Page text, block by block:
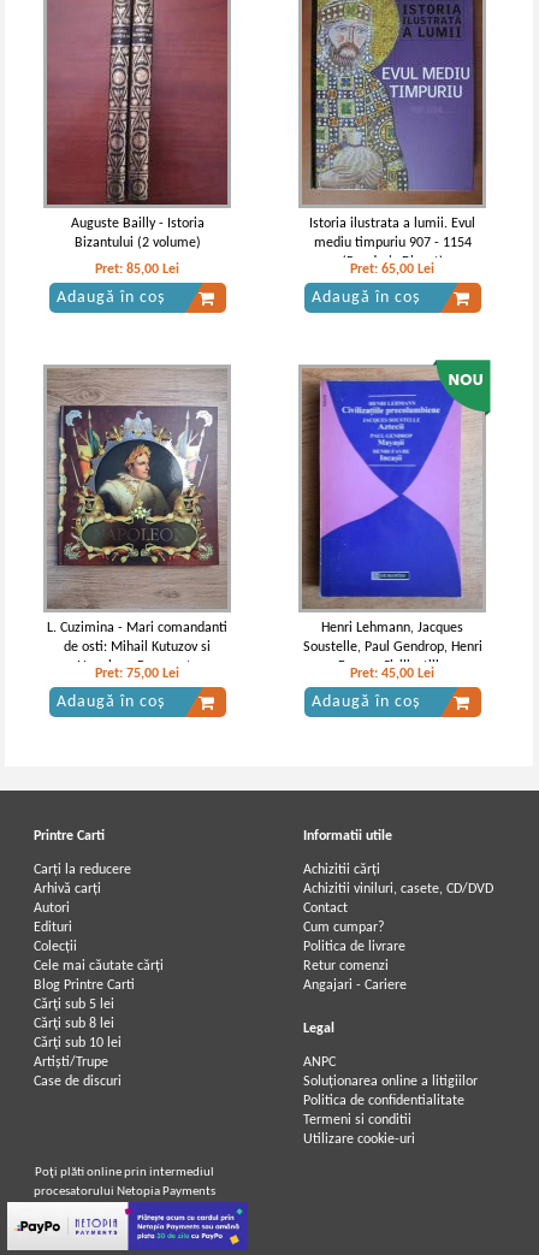
Auguste Bailly - Istoria
Bizantului (2 volume)
Pret:85,00 Lei
Adaugă în coș
Istoria ilustrata a lumii. Evul
mediu timpuriu 907 - 1154
(Reader's Digest)
Pret:65,00 Lei
Adaugă în coș
L. Cuzimina - Mari comandanti
de osti: Mihail Kutuzov si
Napoleon Bonaparte
Pret:75,00 Lei
Adaugă în coș
Henri Lehmann, Jacques
Soustelle, Paul Gendrop, Henri
Favre - Civilizatiile
precolumbiene. Aztecii. Mayasii.
Incasii
Pret:45,00 Lei
Adaugă în coș
Printre Carti
Carți la reducere
Arhivă carți
Autori
Edituri
Colecții
Cele mai căutate cărți
Blog Printre Carti
Cărţi sub 5 lei
Cărţi sub 8 lei
Cărţi sub 10 lei
Artiști/Trupe
Case de discuri
Informatii utile
Achizitii cărți
Achizitii viniluri, casete, CD/DVD
Contact
Cum cumpar?
Politica de livrare
Retur comenzi
Angajari - Cariere
Legal
ANPC
Soluționarea online a litigiilor
Politica de confidentialitate
Termeni si conditii
Utilizare cookie-uri
Poţi plăti online prin intermediul
procesatorului Netopia Payments